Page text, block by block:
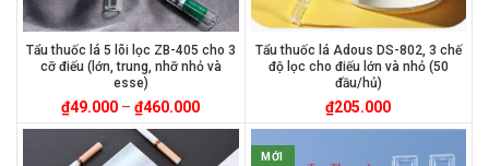
Tẩu thuốc lá 5 lõi lọc ZB-405 cho 3
cỡ điếu (lớn, trung, nhỡ nhỏ và
esse)
₫49.000 –₫460.000
Tẩu thuốc lá Adous DS-802, 3 chế
độ lọc cho điếu lớn và nhỏ (50
đầu/hủ)
₫205.000
MỚI